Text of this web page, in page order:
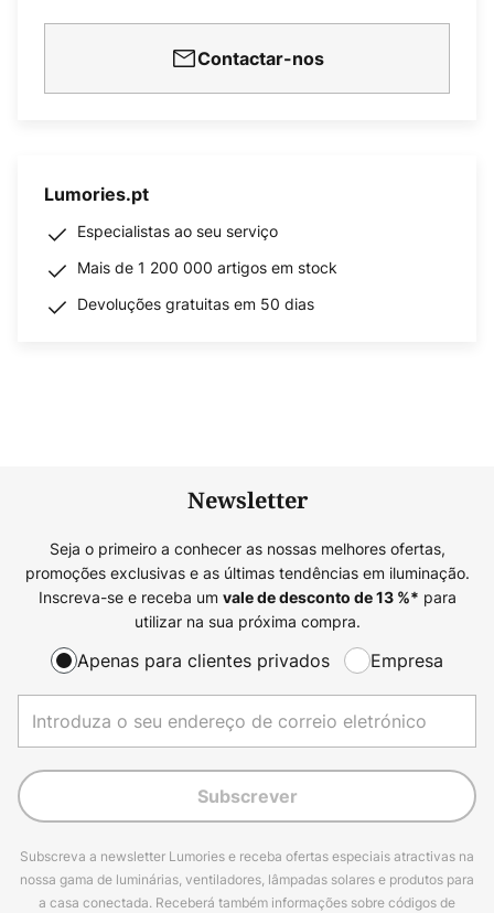
Contactar-nos
Lumories.pt
Especialistas ao seu serviço
Mais de 1 200 000 artigos em stock
Devoluções gratuitas em 50 dias
Newsletter
Seja o primeiro a conhecer as nossas melhores ofertas,
promoções exclusivas e as últimas tendências em iluminação.
Inscreva-se e receba um vale de desconto de13%* para
utilizar na sua próxima compra.
Apenas para clientes privados Empresa
Subscrever
Subscreva a newsletter Lumories e receba ofertas especiais atractivas na
nossa gama de luminárias, ventiladores, lâmpadas solares e produtos para
a casa conectada. Receberá também informações sobre códigos de